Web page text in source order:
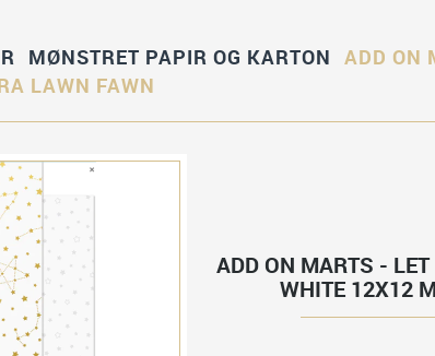
MØNSTRET PAPIR OG KARTON ADD ON
LAWN FAWN
ADD ON MARTS -
WHITE 12X12